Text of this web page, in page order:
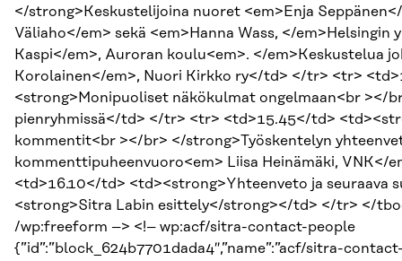
</strong>Keskustelijoina nuoret <em>Enja
Väliaho</em> sekä <em>Hanna Wass, </em>Helsingin
Kaspi</em>, Auroran koulu<em>. </em>Keskustelua
Korolainen</em>, Nuori Kirkko ry</td> </tr> <tr>
<strong>Monipuoliset näkökulmat ongelmaan<br ></
pienryhmissä</td> </tr> <tr> <td>15.45</td>
kommentit<br ></br> </strong>Työskentelyn
kommenttipuheenvuoro<em> Liisa Heinämäki, VNK</
<td>16.10</td> <td><strong>Yhteenveto ja seuraava
<strong>Sitra Labin esittely</strong></td> </tr> </
/wp:freeform –> <!– wp:acf/sitra-contact-people
{”id”:”block_624b7701dada4″,”name”:”acf/sitra-